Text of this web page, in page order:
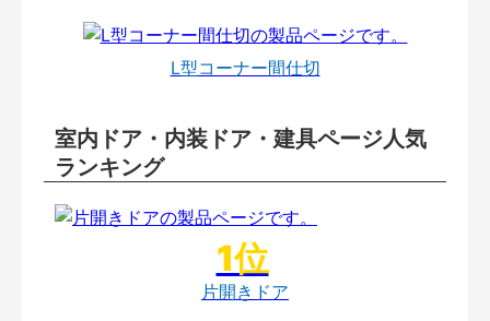
L型コーナー間仕切
室内ドア・内装ドア・建具ページ人気
ランキング
片開きドア